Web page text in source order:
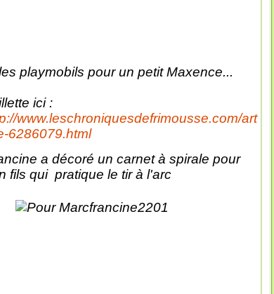
playmobils pour un petit Maxence...
ici :
www.leschroniquesdefrimousse.com/art
6286079.html
a décoré un carnet à spirale pour
fils qui pratique le tir à l'arc